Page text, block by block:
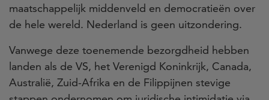
maatschappelijk middenveld en democratieën over
de hele wereld. Nederland is geen uitzondering.
Vanwege deze toenemende bezorgdheid hebben
landen als de VS, het Verenigd Koninkrijk, Canada,
Australië, Zuid-Afrika en de Filippijnen stevige